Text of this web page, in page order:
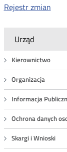
Urząd
Kierownictwo
Organizacja
Informacja
Ochrona danych
Skargi i Wnioski
Rejestr zmian